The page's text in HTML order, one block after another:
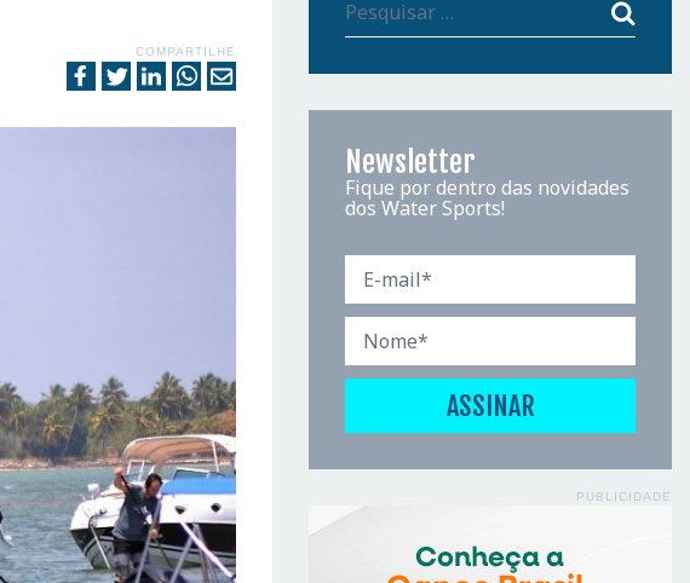
COMPARTILHE
Newsletter
Fique por dentro das novidades
dos Water Sports!
PUBLICIDADE